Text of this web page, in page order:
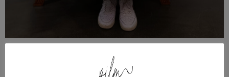
Vestido topo con hombreras